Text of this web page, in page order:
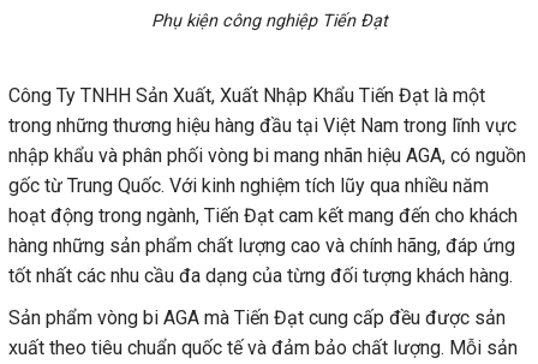
Phụ kiện công nghiệp Tiến Đạt
Công Ty TNHH Sản Xuất, Xuất Nhập Khẩu Tiến Đạt là một
trong những thương hiệu hàng đầu tại Việt Nam trong lĩnh vực
nhập khẩu và phân phối vòng bi mang nhãn hiệu AGA, có nguồn
gốc từ Trung Quốc. Với kinh nghiệm tích lũy qua nhiều năm
hoạt động trong ngành, Tiến Đạt cam kết mang đến cho khách
hàng những sản phẩm chất lượng cao và chính hãng, đáp ứng
tốt nhất các nhu cầu đa dạng của từng đối tượng khách hàng.
Sản phẩm vòng bi AGA mà Tiến Đạt cung cấp đều được sản
xuất theo tiêu chuẩn quốc tế và đảm bảo chất lượng. Mỗi sản